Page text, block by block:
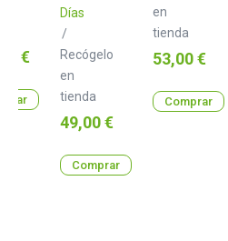
€
Días
/
Recógelo
en
tienda
Precio
49,00 €
Comprar
en
tienda
Precio
53,00 €
Comprar